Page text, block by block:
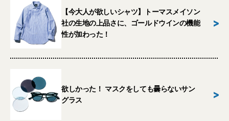
【今大人が欲しいシャツ】トーマスメイソン
社の生地の上品さに、ゴールドウインの機能
性が加わった！
>
欲しかった！ マスクをしても曇らないサン
グラス
>